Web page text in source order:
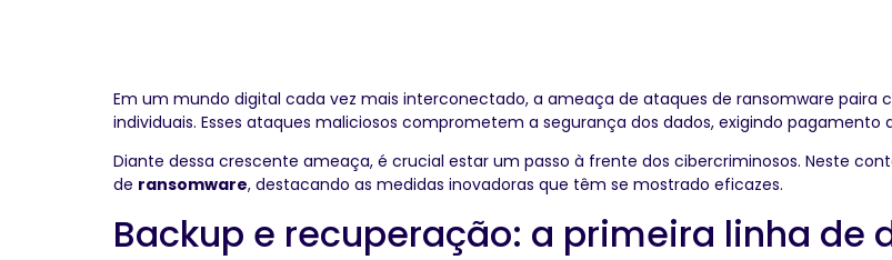
Em um mundo digital cada vez mais interconectado, a ameaça de ataques de ransomware paira
individuais. Esses ataques maliciosos comprometem a segurança dos dados, exigindo pagamento
Diante dessa crescente ameaça, é crucial estar um passo à frente dos cibercriminosos. Neste
de ransomware, destacando as medidas inovadoras que têm se mostrado eficazes.
Backup e recuperação: a primeira linha de